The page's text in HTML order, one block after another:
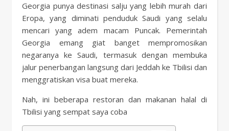
Georgia punya destinasi salju yang lebih murah dari
Eropa, yang diminati penduduk Saudi yang selalu
mencari yang adem macam Puncak. Pemerintah
Georgia emang giat banget mempromosikan
negaranya ke Saudi, termasuk dengan membuka
jalur penerbangan langsung dari Jeddah ke Tbilisi dan
menggratiskan visa buat mereka.
Nah, ini beberapa restoran dan makanan halal di
Tbilisi yang sempat saya coba